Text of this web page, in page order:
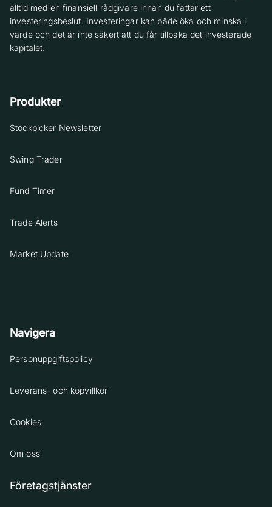
alltid med en finansiell rådgivare innan du fattar ett
investeringsbeslut. Investeringar kan både öka och minska i
värde och det är inte säkert att du får tillbaka det investerade
kapitalet.
Produkter
Stockpicker Newsletter
Swing Trader
Fund Timer
Trade Alerts
Market Update
Navigera
Personuppgiftspolicy
Leverans- och köpvillkor
Cookies
Om oss
Företagstjänster